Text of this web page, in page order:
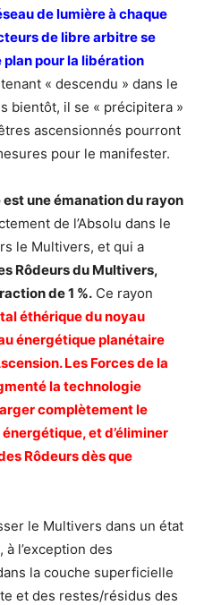
de lumière à chaque
de libre arbitre se
pour la libération
« descendu » dans le
bientôt, il se « précipitera »
ascensionnés pourront
pour le manifester.
une émanation du rayon
de l’Absolu dans le
le Multivers, et qui a
Rôdeurs du Multivers,
de 1 %. Ce rayon
éthérique du noyau
énergétique planétaire
Les Forces de la
la technologie
complètement le
et d’éliminer
Rôdeurs dès que
le Multivers dans un état
l’exception des
la couche superficielle
et des restes/résidus des